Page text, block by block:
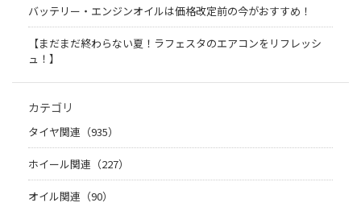
バッテリー・エンジンオイルは価格改定前の今がおすすめ！
【まだまだ終わらない夏！ラフェスタのエアコンをリフレッシ
ュ！】
カテゴリ
タイヤ関連（935）
ホイール関連（227）
オイル関連（90）